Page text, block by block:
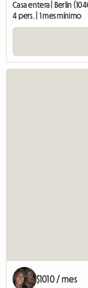
Casa entera | Berlin
4 pers. | 1 mes mínimo
$1010 / mes